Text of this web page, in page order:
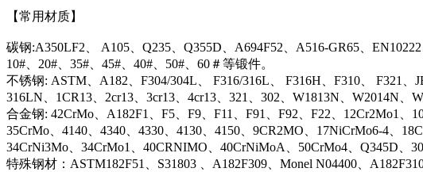
【常用材质】
碳钢:A350LF2、 A105、Q235、Q355D、A694F52、A516-GR65、
10#、20#、35#、45#、40#、50#、60＃等锻件。
不锈钢: ASTM、A182、F304/304L、 F316/316L、 F316H、F310、 F321、
316LN、1CR13、2cr13、3cr13、4cr13、321、302、W1813N、W2014N、
合金钢: 42CrMo、A182F1、F5、F9、F11、F91、F92、F22、12Cr2Mo1、
35CrMo、4140、4340、4330、4130、4150、9CR2MO、17NiCrMo6-4、
34CrNi3Mo、34CrMo1、40CRNIMO、40CrNiMoA、50CrMo4、Q345D、
特殊钢材：ASTM182F51、S31803 、A182F309、Monel N04400、